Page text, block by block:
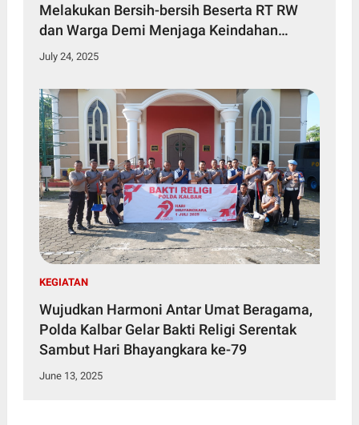
Melakukan Bersih-bersih Beserta RT RW
dan Warga Demi Menjaga Keindahan
Wilayah
July 24, 2025
KEGIATAN
Wujudkan Harmoni Antar Umat Beragama,
Polda Kalbar Gelar Bakti Religi Serentak
Sambut Hari Bhayangkara ke-79
June 13, 2025